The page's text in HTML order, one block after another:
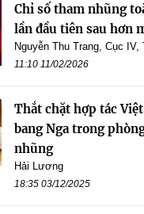
Chỉ số tham nhũng
lần đầu tiên sau hơn
Nguyễn Thu Trang, Cục IV,
11:10 11/02/2026
Thắt chặt hợp tác
bang Nga trong
nhũng
Hải Lương
18:35 03/12/2025